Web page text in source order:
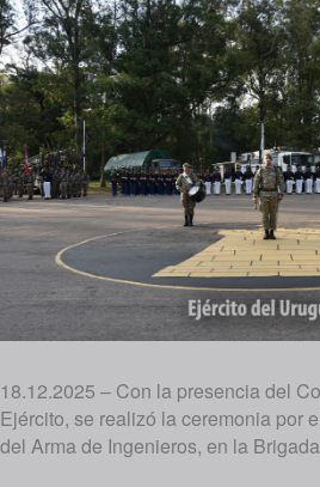
18.12.2025 – Con la presencia del
Ejército, se realizó la ceremonia por
del Arma de Ingenieros, en la